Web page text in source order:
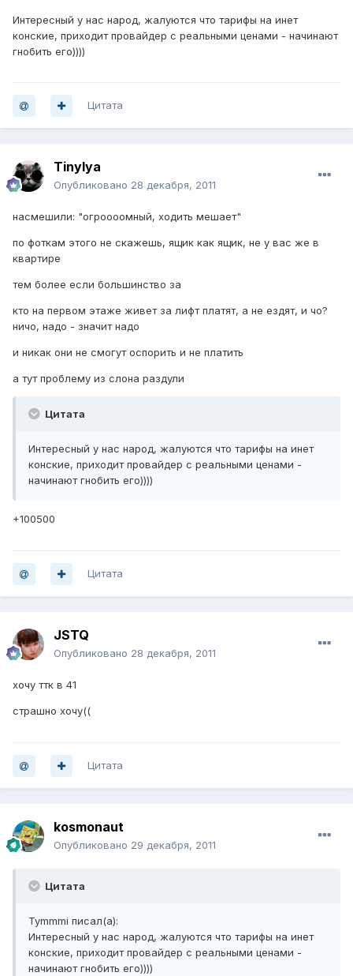
Интересный у нас народ, жалуются что тарифы на инет
конские, приходит провайдер с реальными ценами - начинают
гнобить его))))
Цитата
Tinylya
Опубликовано 28 декабря, 2011
насмешили: "огроооомный, ходить мешает"
по фоткам этого не скажешь, ящик как ящик, не у вас же в
квартире
тем более если большинство за
кто на первом этаже живет за лифт платят, а не ездят, и чо?
ничо, надо - значит надо
и никак они не смогут оспорить и не платить
а тут проблему из слона раздули
Цитата
Интересный у нас народ, жалуются что тарифы на инет
конские, приходит провайдер с реальными ценами -
начинают гнобить его))))
+100500
Цитата
JSTQ
Опубликовано 28 декабря, 2011
хочу ттк в 41
страшно хочу((
Цитата
kosmonaut
Опубликовано 29 декабря, 2011
Цитата
Tymmmi писал(а):
Интересный у нас народ, жалуются что тарифы на инет
конские, приходит провайдер с реальными ценами -
начинают гнобить его))))